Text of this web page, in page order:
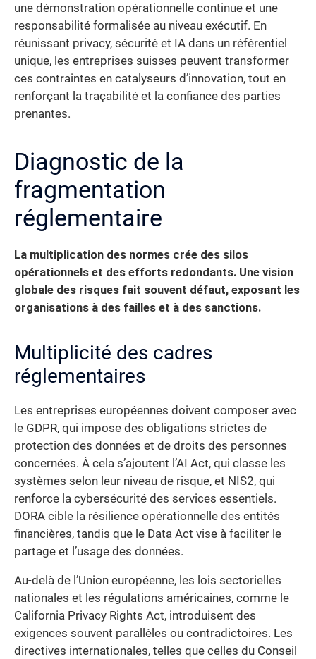
une démonstration opérationnelle continue et une
responsabilité formalisée au niveau exécutif. En
réunissant privacy, sécurité et IA dans un référentiel
unique, les entreprises suisses peuvent transformer
ces contraintes en catalyseurs d’innovation, tout en
renforçant la traçabilité et la confiance des parties
prenantes.
Diagnostic de la
fragmentation
réglementaire
La multiplication des normes crée des silos
opérationnels et des efforts redondants. Une vision
globale des risques fait souvent défaut, exposant les
organisations à des failles et à des sanctions.
Multiplicité des cadres
réglementaires
Les entreprises européennes doivent composer avec
le GDPR, qui impose des obligations strictes de
protection des données et de droits des personnes
concernées. À cela s’ajoutent l’AI Act, qui classe les
systèmes selon leur niveau de risque, et NIS2, qui
renforce la cybersécurité des services essentiels.
DORA cible la résilience opérationnelle des entités
financières, tandis que le Data Act vise à faciliter le
partage et l’usage des données.
Au-delà de l’Union européenne, les lois sectorielles
nationales et les régulations américaines, comme le
California Privacy Rights Act, introduisent des
exigences souvent parallèles ou contradictoires. Les
directives internationales, telles que celles du Conseil